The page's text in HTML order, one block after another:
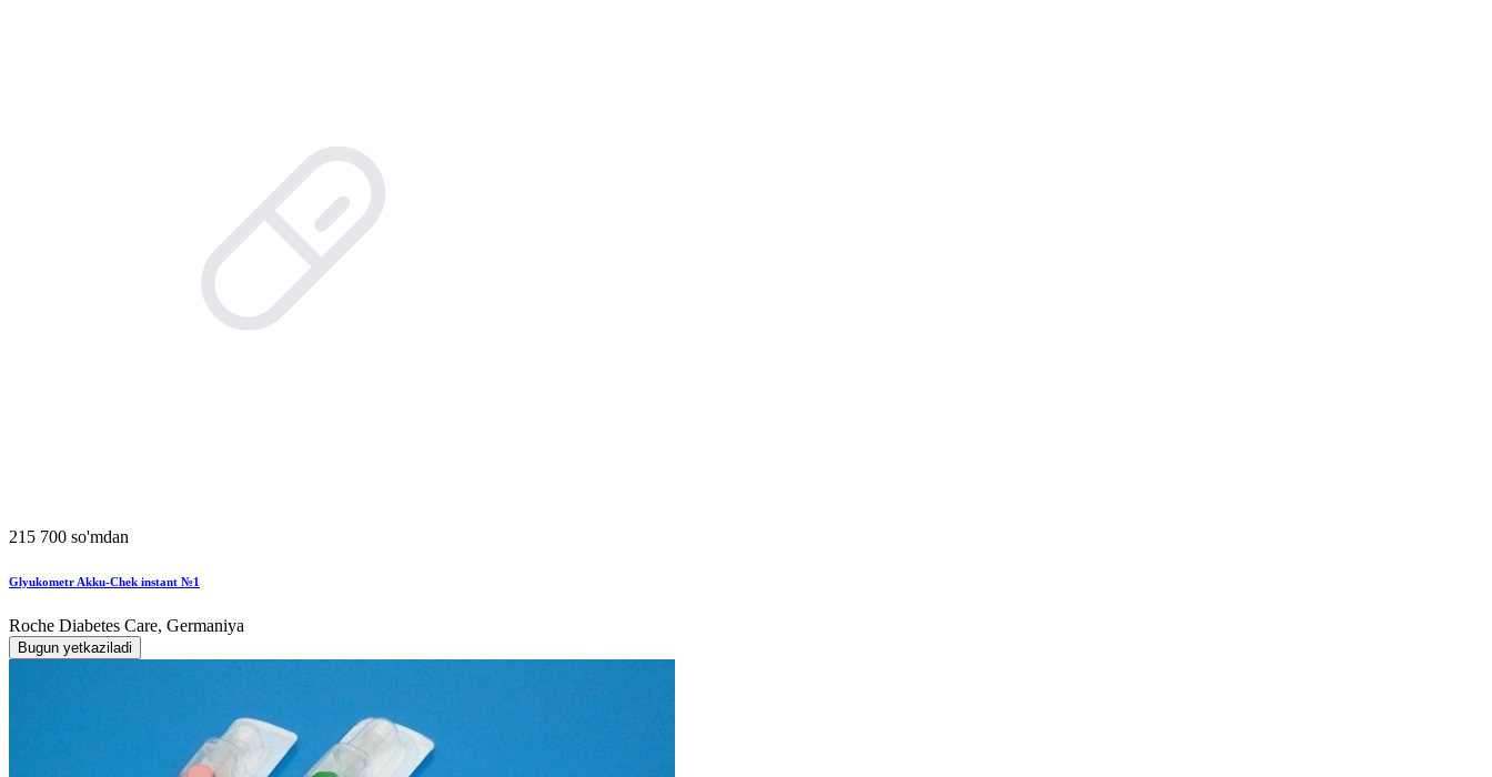
215 700 so'mdan
Glyukometr Akku-Chek instant №1
Roche Diabetes Care, Germaniya
Bugun yetkaziladi